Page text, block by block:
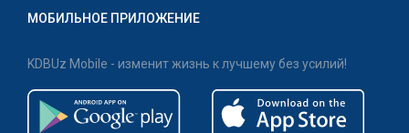
МОБИЛЬНОЕ ПРИЛОЖЕНИЕ
KDBUz Mobile - изменит жизнь к лучшему без усилий!